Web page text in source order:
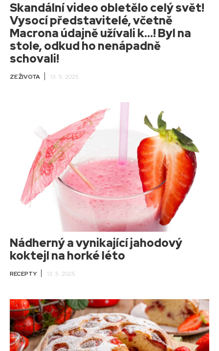
Skandální video obletělo celý svět!
Vysocí představitelé, včetně
Macrona údajně užívali k…! Byl na
stole, odkud ho nenápadně
schovali!
ZE ŽIVOTA 13. 5. 2025
Nádherný a vynikající jahodový
koktejl na horké léto
RECEPTY 13. 5. 2025